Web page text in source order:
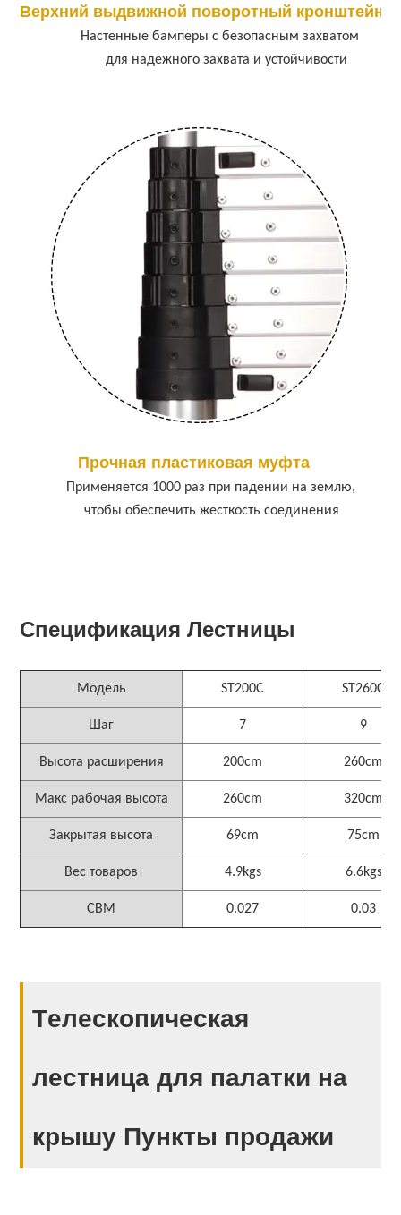
Верхний выдвижной поворотный кронштейн
Настенные бамперы с безопасным захватом
для надежного захвата и устойчивости
Прочная пластиковая муфта
Применяется 1000 раз при падении на землю,
чтобы обеспечить жесткость соединения
Спецификация Лестницы
Модель ST200C ST260C
Шаг 7 9
Высота расширения 200cm 260cm
Макс рабочая высота 260cm 320cm
Закрытая высота 69cm 75cm
Вес товаров 4.9kgs 6.6kgs
CBM 0.027 0.03
Tелескопическая
лестница для палатки на
крышу Пункты продажи